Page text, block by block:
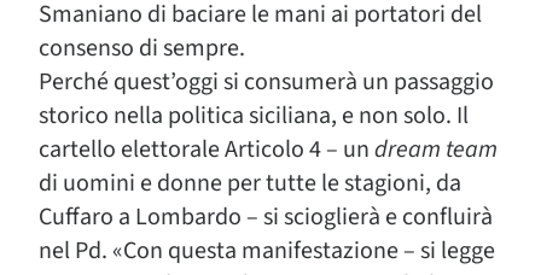
Smaniano di baciare le mani ai portatori del
consenso di sempre.
Perché quest’oggi si consumerà un passaggio
storico nella politica siciliana, e non solo. Il
cartello elettorale Articolo 4 – undream team
di uomini e donne per tutte le stagioni, da
Cuffaro a Lombardo – si scioglierà e confluirà
nel Pd. «Con questa manifestazione – si legge